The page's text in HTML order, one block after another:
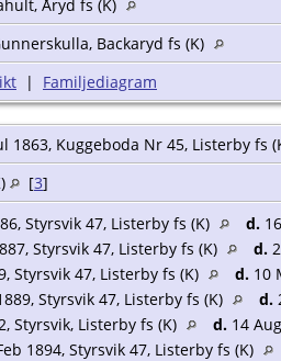
Åryd fs (K)
Backaryd fs (K)
| Familjediagram
1863, Kuggeboda Nr 45, Listerby fs
[3]
Styrsvik 47, Listerby fs (K) d.
Styrsvik 47, Listerby fs (K) d.
Styrsvik 47, Listerby fs (K) d. 10
Styrsvik 47, Listerby fs (K) d.
Styrsvik, Listerby fs (K) d. 14
1894, Styrsvik 47, Listerby fs (K)